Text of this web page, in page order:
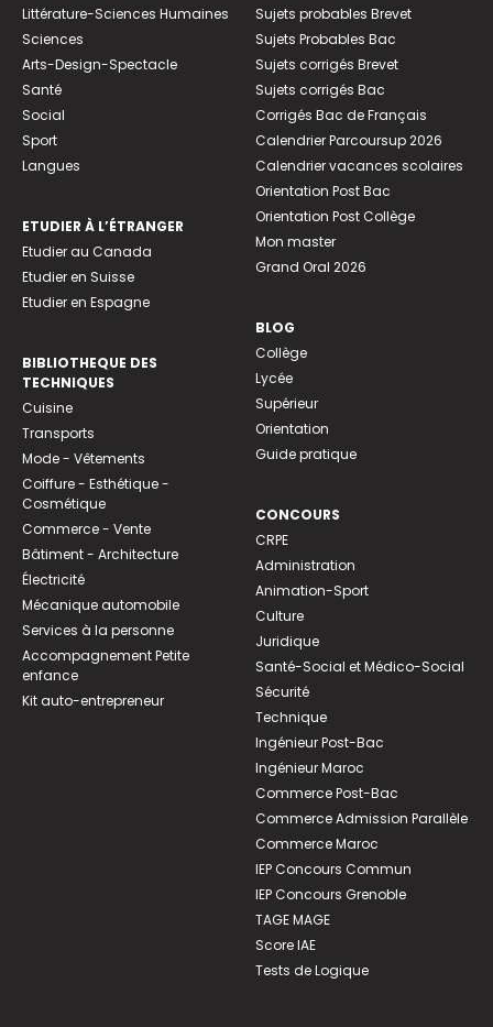
Littérature-Sciences Humaines
Sciences
Arts-Design-Spectacle
Santé
Social
Sport
Langues
ETUDIER À L’ÉTRANGER
Etudier au Canada
Etudier en Suisse
Etudier en Espagne
BIBLIOTHEQUE DES
TECHNIQUES
Cuisine
Transports
Mode - Vêtements
Coiffure - Esthétique -
Cosmétique
Commerce - Vente
Bâtiment - Architecture
Électricité
Mécanique automobile
Services à la personne
Accompagnement Petite
enfance
Kit auto-entrepreneur
Sujets probables Brevet
Sujets Probables Bac
Sujets corrigés Brevet
Sujets corrigés Bac
Corrigés Bac de Français
Calendrier Parcoursup 2026
Calendrier vacances scolaires
Orientation Post Bac
Orientation Post Collège
Mon master
Grand Oral 2026
BLOG
Collège
Lycée
Supérieur
Orientation
Guide pratique
CONCOURS
CRPE
Administration
Animation-Sport
Culture
Juridique
Santé-Social et Médico-Social
Sécurité
Technique
Ingénieur Post-Bac
Ingénieur Maroc
Commerce Post-Bac
Commerce Admission Parallèle
Commerce Maroc
IEP Concours Commun
IEP Concours Grenoble
TAGE MAGE
Score IAE
Tests de Logique